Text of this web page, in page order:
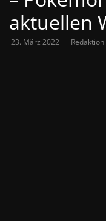
aktuellen
23. März 2022 Redaktion